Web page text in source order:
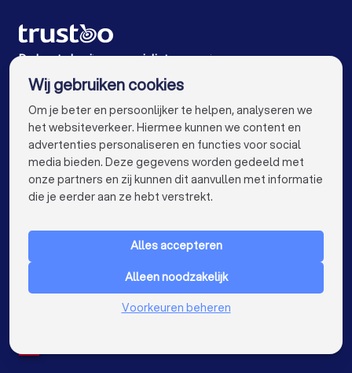
Kozijnen specialisten in Hulst
Kozijnen specialisten in Amsterdam
Kozijnen specialisten in Rotterdam
Kozijnen specialisten in Den Haag
Kozijnen specialisten in Utrecht
Kozijnen specialisten in Tilburg
Kozijnen specialisten in Groningen
Kozijnen specialisten in Almere
De beste kozijnen specialisten voor jou
VOOR PARTICULIEREN keyboard_arrow_down
Nederland
Wij gebruiken cookies
Om je beter en persoonlijker te helpen, analyseren we
het websiteverkeer. Hiermee kunnen we content en
advertenties personaliseren en functies voor social
media bieden. Deze gegevens worden gedeeld met
onze partners en zij kunnen dit aanvullen met informatie
die je eerder aan ze hebt verstrekt.
Alles accepteren
Alleen noodzakelijk
Voorkeuren beheren